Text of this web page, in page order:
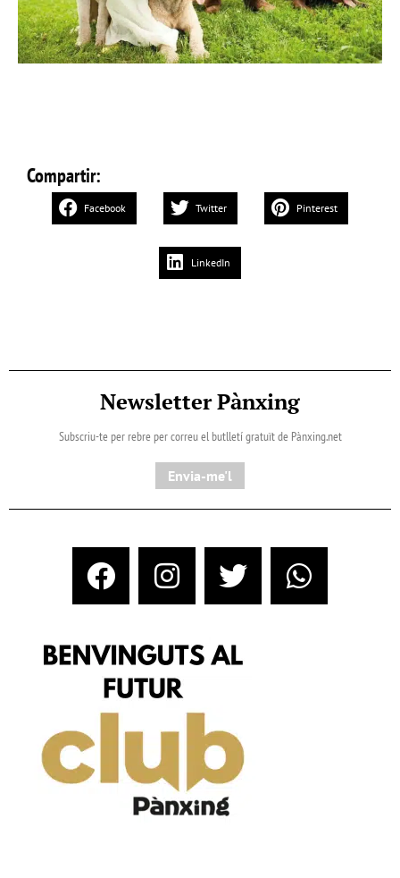
Compartir:
Facebook Twitter Pinterest
LinkedIn
Newsletter Pànxing
Subscriu-te per rebre per correu el butlletí gratuït de Pànxing.net​
Envia-me'l